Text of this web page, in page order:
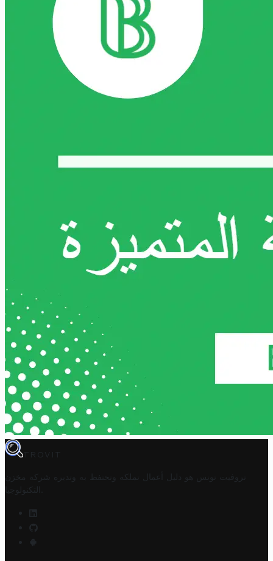
TROVIT
تروفيت تونس هو دليل أعمال تملكه وتحتفظ به وتديره
شركة مخزن
التكنولوجيا